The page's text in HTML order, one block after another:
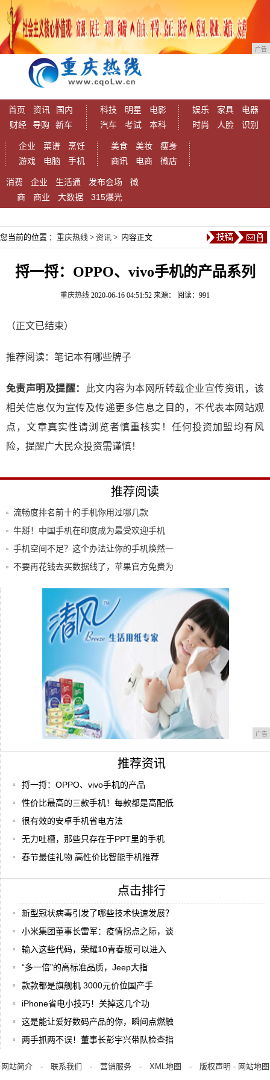
广告
首页 资讯
国内
财经
导购 新车
科技 明星
电影
汽车
考试 本科
娱乐 家具
电器
时尚
人脸 识别
企业 菜谱
烹饪
游戏
电脑 手机
美食 美妆
瘦身
商讯
电商 微店
消费 企业 生活通 发布会场
微
商
商业 大数据 315爆光
您当前的位置 ： 重庆热线 > 资讯 > 内容正文
捋一捋：OPPO、vivo手机的产品系列
重庆热线 2020-06-16 04:51:52 来源： 阅读：991
（正文已结束）
推荐阅读： 笔记本有哪些牌子
免责声明及提醒：
此文内容为本网所转载企业宣传资讯，该
相关信息仅为宣传及传递更多信息之目的，不代表本网站观
点，文章真实性请浏览者慎重核实！任何投资加盟均有风
险，提醒广大民众投资需谨慎！
推荐阅读
流畅度排名前十的手机你用过哪几款
牛掰！中国手机在印度成为最受欢迎手机
手机空间不足？这个办法让你的手机焕然一
新
不要再花钱去买数据线了，苹果官方免费为
iPhone手机耗电严重，这4个解决方法，值
广告
推荐资讯
捋一捋：OPPO、vivo手机的产品
性价比最高的三款手机！每款都是高配低
很有效的安卓手机省电方法
无力吐槽，那些只存在于PPT里的手机
春节最佳礼物 高性价比智能手机推荐
点击排行
新型冠状病毒引发了哪些技术快速发展？
小米集团董事长雷军：疫情拐点之际，谈
输入这些代码，荣耀10青春版可以进入
“多一倍”的高标准品质，Jeep大指
款款都是旗舰机 3000元价位国产手
iPhone省电小技巧！关掉这几个功
这是能让爱好数码产品的你，瞬间点燃触
两手抓两不误！董事长彭宇兴带队检查指
网站简介- 联系我们 - 营销服务- XML地图 - 版权声明 - 网站地图